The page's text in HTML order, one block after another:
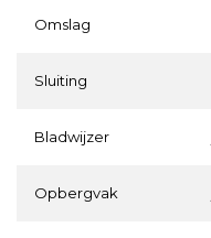
Omslag
Sluiting
Bladwijzer
Opbergvak